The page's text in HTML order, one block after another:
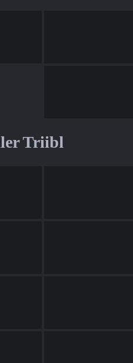
Triibl